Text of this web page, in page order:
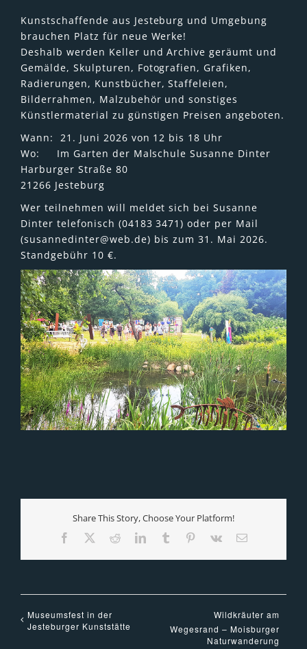
Kunstschaffende aus Jesteburg und Umgebung
brauchen Platz für neue Werke!
Deshalb werden Keller und Archive geräumt und
Gemälde, Skulpturen, Fotografien, Grafiken,
Radierungen, Kunstbücher, Staffeleien,
Bilderrahmen, Malzubehör und sonstiges
Künstlermaterial zu günstigen Preisen angeboten.
Wann: 21. Juni 2026 von 12 bis 18 Uhr
Wo: Im Garten der Malschule Susanne Dinter
Harburger Straße 80
21266 Jesteburg
Wer teilnehmen will meldet sich bei Susanne
Dinter telefonisch (04183 3471) oder per Mail
(susannedinter@web.de) bis zum 31. Mai 2026.
Standgebühr 10 €.
Share This Story, Choose Your Platform!
Facebook RedditLinkedIn
TumblrPinterest
Vk
Museumsfest in der
Jesteburger Kunststätte
Wildkräuter am
Wegesrand – Moisburger
Naturwanderung